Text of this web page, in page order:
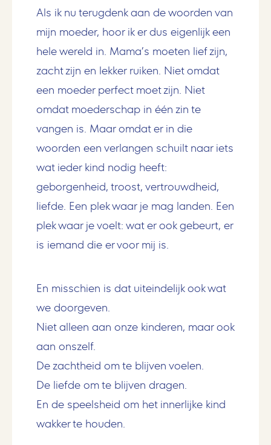
Als ik nu terugdenk aan de woorden van
mijn moeder, hoor ik er dus eigenlijk een
hele wereld in. Mama’s moeten lief zijn,
zacht zijn en lekker ruiken. Niet omdat
een moeder perfect moet zijn. Niet
omdat moederschap in één zin te
vangen is. Maar omdat er in die
woorden een verlangen schuilt naar iets
wat ieder kind nodig heeft:
geborgenheid, troost, vertrouwdheid,
liefde. Een plek waar je mag landen. Een
plek waar je voelt: wat er ook gebeurt, er
is iemand die er voor mij is.
En misschien is dat uiteindelijk ook wat
we doorgeven.
Niet alleen aan onze kinderen, maar ook
aan onszelf.
De zachtheid om te blijven voelen.
De liefde om te blijven dragen.
En de speelsheid om het innerlijke kind
wakker te houden.